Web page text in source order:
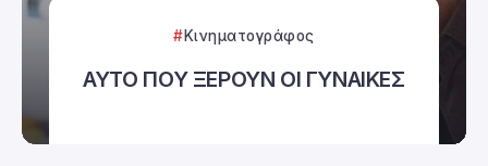
Κινηματογράφος
ΑΥΤΟ ΠΟΥ ΞΕΡΟΥΝ ΟΙ ΓΥΝΑΙΚΕΣ